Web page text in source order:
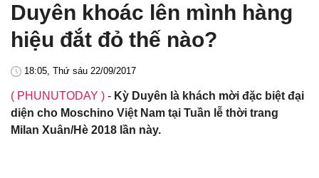
Duyên khoác lên mình hàng
hiệu đắt đỏ thế nào?
18:05, Thứ sáu 22/09/2017
( PHUNUTODAY ) - Kỳ Duyên là khách mời đặc biệt đại
diện cho Moschino Việt Nam tại Tuần lễ thời trang
Milan Xuân/Hè 2018 lần này.